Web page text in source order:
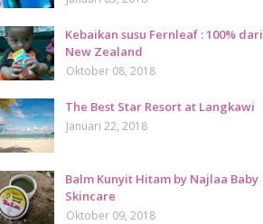
Kebaikan susu Fernleaf : 100% dari
New Zealand
Oktober 08, 2018
The Best Star Resort at Langkawi
Januari 22, 2018
Balm Kunyit Hitam by Najlaa Baby
Skincare
Oktober 09, 2018